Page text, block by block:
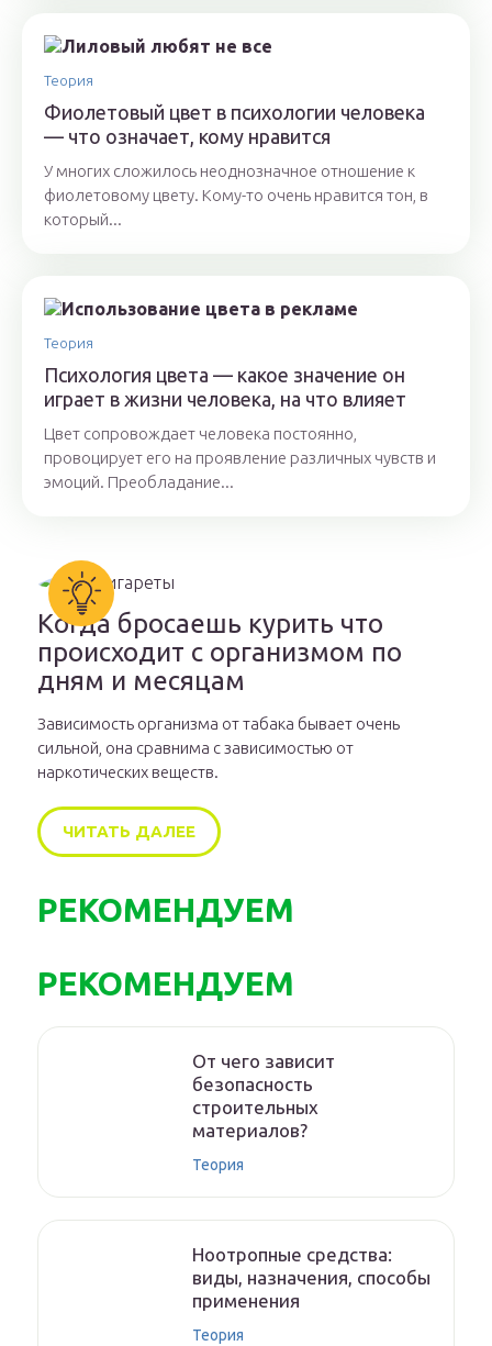
Теория
Фиолетовый цвет в психологии человека
— что означает, кому нравится
У многих сложилось неоднозначное отношение к
фиолетовому цвету. Кому-то очень нравится тон, в
который...
Теория
Психология цвета — какое значение он
играет в жизни человека, на что влияет
Цвет сопровождает человека постоянно,
провоцирует его на проявление различных чувств и
эмоций. Преобладание...
Когда бросаешь курить что
происходит с организмом по
дням и месяцам
Зависимость организма от табака бывает очень
сильной, она сравнима с зависимостью от
наркотических веществ.
ЧИТАТЬ ДАЛЕЕ
РЕКОМЕНДУЕМ
РЕКОМЕНДУЕМ
От чего зависит
безопасность
строительных
материалов?
Теория
Ноотропные средства:
виды, назначения, способы
применения
Теория